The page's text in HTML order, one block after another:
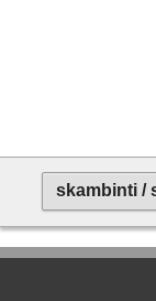
skambinti /